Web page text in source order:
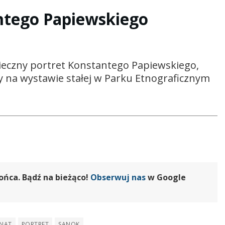
Papiewskiego
portret Konstantego Papiewskiego,
wystawie stałej w Parku Etnograficznym
Bądź na bieżąco! Obserwuj nasw Google